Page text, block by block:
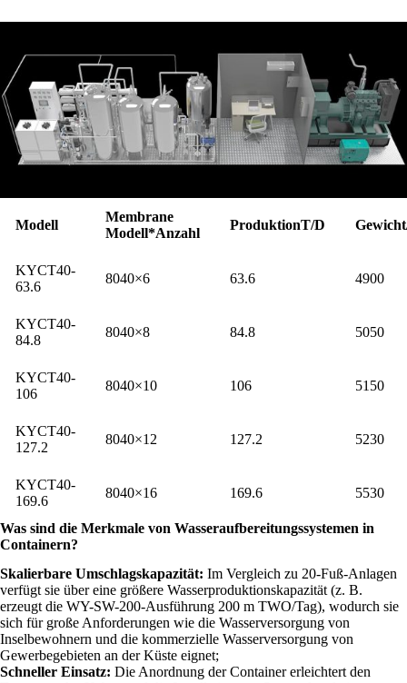
Modell
Membrane
Modell*Anzahl
ProduktionT/D
KYCT40-
63.6
8040×6 63.6 4900
KYCT40-
84.8
8040×8 84.8 5050
KYCT40-
106
8040×10 106 5150
KYCT40-
127.2
8040×12 127.2 5230
KYCT40-
169.6
8040×16 169.6 5530
Was sind die Merkmale von Wasseraufbereitungssystemen in
Containern?
Skalierbare Umschlagskapazität: Im Vergleich zu 20-Fuß-Anlagen
verfügt sie über eine größere Wasserproduktionskapazität (z. B.
erzeugt die WY-SW-200-Ausführung 200 m TWO/Tag), wodurch sie
sich für große Anforderungen wie die Wasserversorgung von
Inselbewohnern und die kommerzielle Wasserversorgung von
Gewerbegebieten an der Küste eignet;
Schneller Einsatz: Die Anordnung der Container erleichtert den